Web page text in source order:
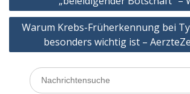
Warum Krebs-Früherkennung bei
besonders wichtig ist –
Search
for: